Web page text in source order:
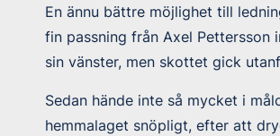
En ännu bättre möjlighet till
fin passning från Axel
sin vänster, men skottet gick
Sedan hände inte så mycket i
hemmalaget snöpligt, efter att